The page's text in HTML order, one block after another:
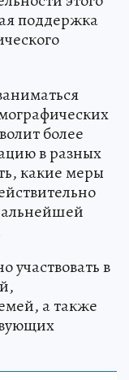
поддержка
более
в разных
какие меры
участвовать в
а также